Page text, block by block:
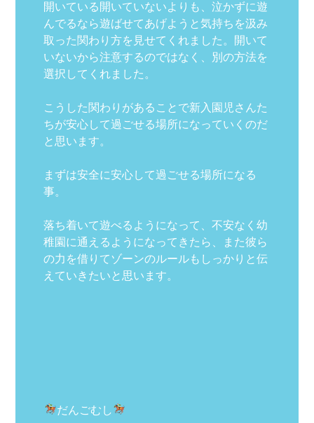
開いている開いていないよりも、泣かずに遊
んでるなら遊ばせてあげようと気持ちを汲み
取った関わり方を見せてくれました。開いて
いないから注意するのではなく、別の方法を
選択してくれました。
こうした関わりがあることで新入園児さんた
ちが安心して過ごせる場所になっていくのだ
と思います。
まずは安全に安心して過ごせる場所になる
事。
落ち着いて遊べるようになって、不安なく幼
稚園に通えるようになってきたら、また彼ら
の力を借りてゾーンのルールもしっかりと伝
えていきたいと思います。
だんごむし